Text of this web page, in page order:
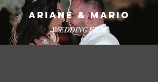
ARIANE & MARIO
WEDDING FILM